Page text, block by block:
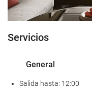
Servicios
General
Salida hasta: 12:00